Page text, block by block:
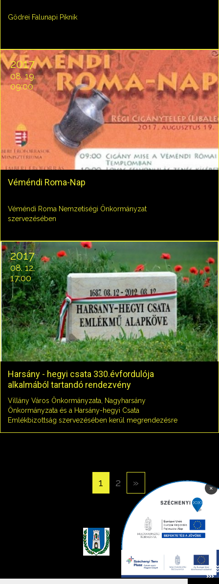
Gödrei Falunapi Piknik
Véméndi Roma-Nap
2017
08. 19.
09:00
Véméndi Roma Nemzetiségi Önkormányzat
szervezésében
Harsány - hegyi csata 330.évfordulója
alkalmából tartandó rendezvény
2017
08. 12.
17:00
Villány Város Önkormányzata, Nagyharsány
Önkormányzata és a Harsány-hegyi Csata
Emlékbizottság szervezésében kerül megrendezésre
1 2 » ×